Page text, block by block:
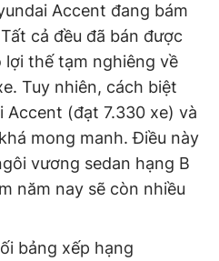
Accent đang bám
cả đều đã bán được
thế tạm nghiêng về
Tuy nhiên, cách biệt
Accent (đạt 7.330 xe) và
mong manh. Điều này
vương sedan hạng B
năm nay sẽ còn nhiều
bảng xếp hạng